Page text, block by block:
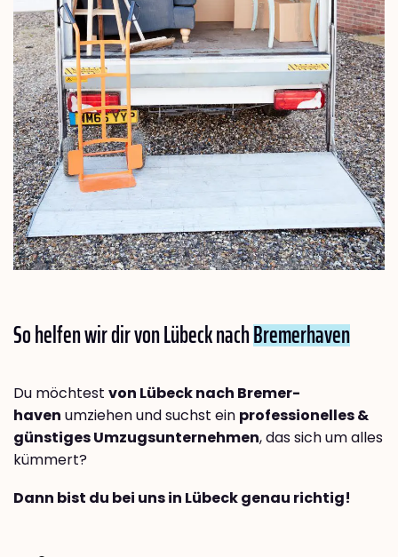
So helfen wir dir von Lübeck nachBremer­haven
Du möchtest von Lübeck nach Bremer­
haven umziehen und suchst ein professionelles &
günstiges Umzugsunternehmen, das sich um alles
kümmert?
Dann bist du bei uns in Lübeck genau richtig!